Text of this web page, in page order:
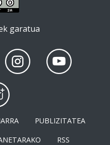
garatua
PUBLIZITATEA
RSS